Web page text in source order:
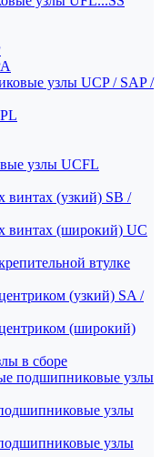
узлы UCP / SAP /
узлы UCFL
винтах (узкий) SB /
винтах (широкий) UC
втулке
(узкий) SA /
(широкий)
в сборе
подшипниковые узлы
узлы
узлы